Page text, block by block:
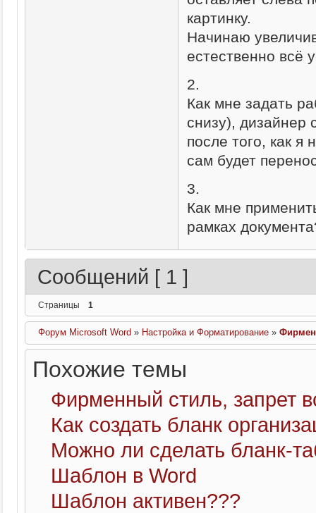
картинку.
Начинаю
естественно всё
2.
Как мне задать
снизу), дизайнер
после того, как я
сам будет
3.
Как мне
рамках
Сообщений [ 1 ]
Страницы 1
Форум Microsoft Word » Настройка и Форматирование »
Похожие темы
Фирменный стиль, запрет
Как создать бланк
Можно ли сделать бланк-
Шаблон в Word
Шаблон активен???